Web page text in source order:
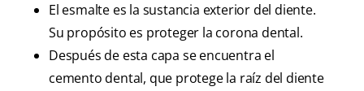
El esmalte es la sustancia exterior del diente.
Su propósito es proteger la corona dental.
Después de esta capa se encuentra el
cemento dental, que protege la raíz del diente